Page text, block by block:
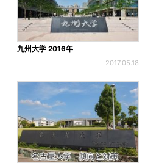
九州大学 2016年
2017.05.18